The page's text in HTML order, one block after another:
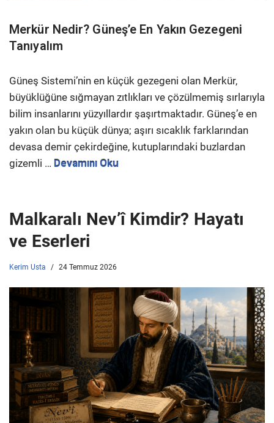
Merkür Nedir? Güneş’e En Yakın Gezegeni
Tanıyalım
Güneş Sistemi’nin en küçük gezegeni olan Merkür,
büyüklüğüne sığmayan zıtlıkları ve çözülmemiş sırlarıyla
bilim insanlarını yüzyıllardır şaşırtmaktadır. Güneş’e en
yakın olan bu küçük dünya; aşırı sıcaklık farklarından
devasa demir çekirdeğine, kutuplarındaki buzlardan
gizemli … Devamını Oku
Malkaralı Nev’î Kimdir? Hayatı
ve Eserleri
Kerim Usta 24 Temmuz 2026